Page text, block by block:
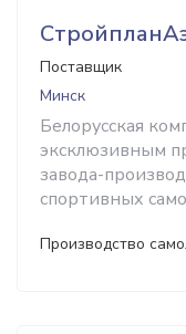
Поставщик
Минск
Белорусская
эксклюзивным
завода-
спортивных
Производство